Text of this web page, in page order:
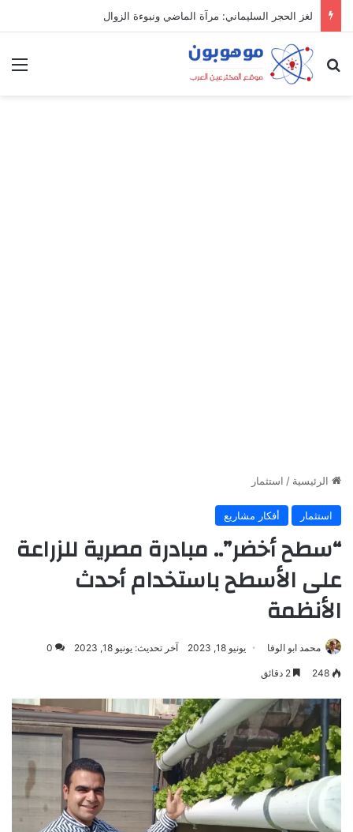
لغز الحجر السليماني: مرآة الماضي ونبوءة الزوال
بحث عن
الرئيسية / استثمار
استثمار أفكار مشاريع
“سطح أخضر”.. مبادرة مصرية للزراعة
على الأسطح باستخدام أحدث
الأنظمة
محمد ابو الوفا يونيو 18, 2023 آخر تحديث: يونيو 18, 2023 0
248